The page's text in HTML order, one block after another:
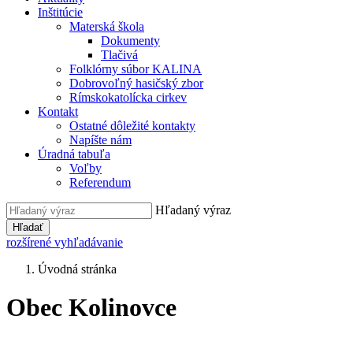
Inštitúcie
Materská škola
Dokumenty
Tlačivá
Folklórny súbor KALINA
Dobrovoľný hasičský zbor
Rímskokatolícka cirkev
Kontakt
Ostatné dôležité kontakty
Napíšte nám
Úradná tabuľa
Voľby
Referendum
Hľadaný výraz
Hľadať
rozšírené vyhľadávanie
Úvodná stránka
Obec Kolinovce